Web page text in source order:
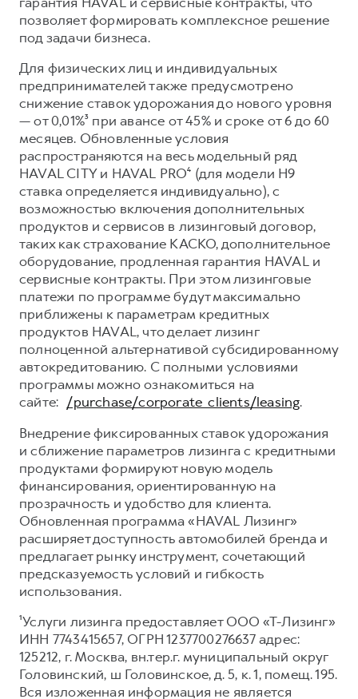
позволяет формировать комплексное решение
под задачи бизнеса.
Для физических лиц и индивидуальных
предпринимателей также предусмотрено
снижение ставок удорожания до нового уровня
— от 0,01%³ при авансе от 45% и сроке от 6 до 60
месяцев. Обновленные условия
распространяются на весь модельный ряд
HAVAL CITY и HAVAL PRO⁴ (для модели Н9
ставка определяется индивидуально), с
возможностью включения дополнительных
продуктов и сервисов в лизинговый договор,
таких как страхование КАСКО, дополнительное
оборудование, продленная гарантия HAVAL и
сервисные контракты. При этом лизинговые
платежи по программе будут максимально
приближены к параметрам кредитных
продуктов HAVAL, что делает лизинг
полноценной альтернативой субсидированному
автокредитованию. С полными условиями
программы можно ознакомиться на
сайте: /purchase/corporate_clients/leasing.
Внедрение фиксированных ставок удорожания
и сближение параметров лизинга с кредитными
продуктами формируют новую модель
финансирования, ориентированную на
прозрачность и удобство для клиента.
Обновленная программа «HAVAL Лизинг»
расширяет доступность автомобилей бренда и
предлагает рынку инструмент, сочетающий
предсказуемость условий и гибкость
использования.
¹Услуги лизинга предоставляет ООО «Т-Лизинг»
ИНН 7743415657, ОГРН 1237700276637 адрес:
125212, г. Москва, вн.тер.г. муниципальный округ
Головинский, ш Головинское, д. 5, к. 1, помещ. 195.
Вся изложенная информация не является